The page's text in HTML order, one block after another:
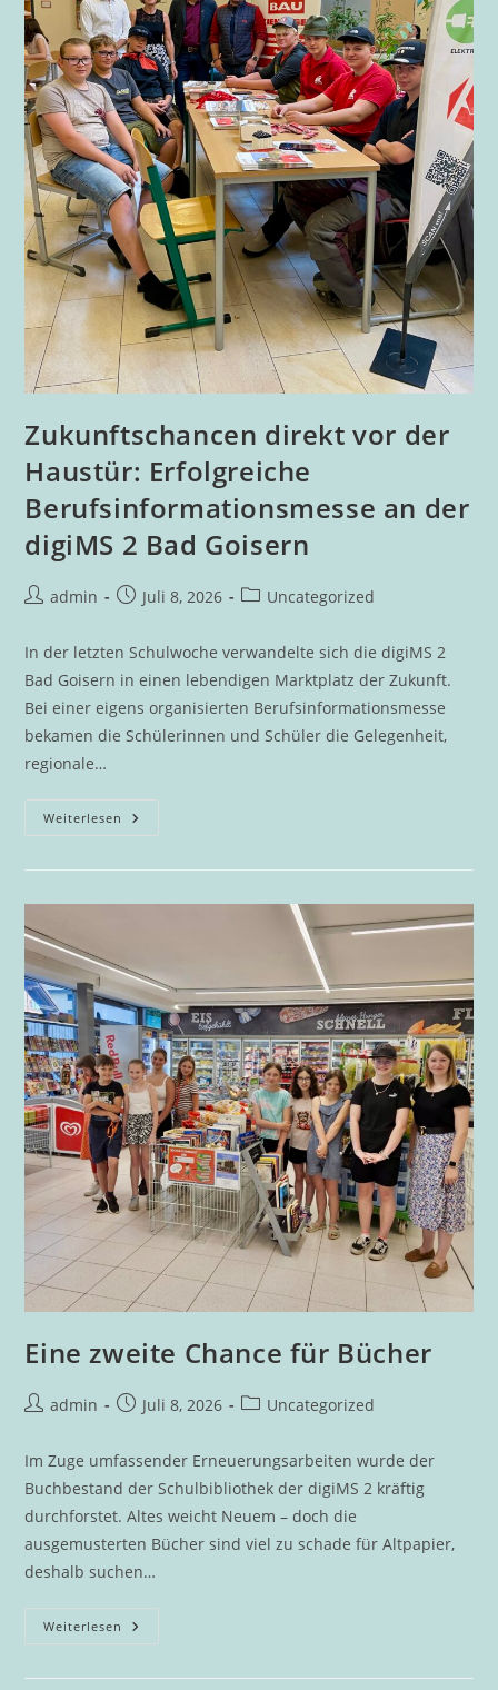
Zukunftschancen direkt vor der
Haustür: Erfolgreiche
Berufsinformationsmesse an der
digiMS 2 Bad Goisern
Beitrags-
admin
BeitragJuli 8, 2026
Beitrags-
Uncategorized
In der letzten Schulwoche verwandelte sich die digiMS 2
Bad Goisern in einen lebendigen Marktplatz der Zukunft.
Bei einer eigens organisierten Berufsinformationsmesse
bekamen die Schülerinnen und Schüler die Gelegenheit,
regionale…
Weiterlesen Zukunftschancen
Direkt
Der
Berufsinformationsmesse
2
Bad
Goisern
Eine zweite Chance für Bücher
Beitrags-
admin
BeitragJuli 8, 2026
Beitrags-
Uncategorized
Im Zuge umfassender Erneuerungsarbeiten wurde der
Buchbestand der Schulbibliothek der digiMS 2 kräftig
durchforstet. Altes weicht Neuem – doch die
ausgemusterten Bücher sind viel zu schade für Altpapier,
deshalb suchen…
Weiterlesen Eine
Zweite